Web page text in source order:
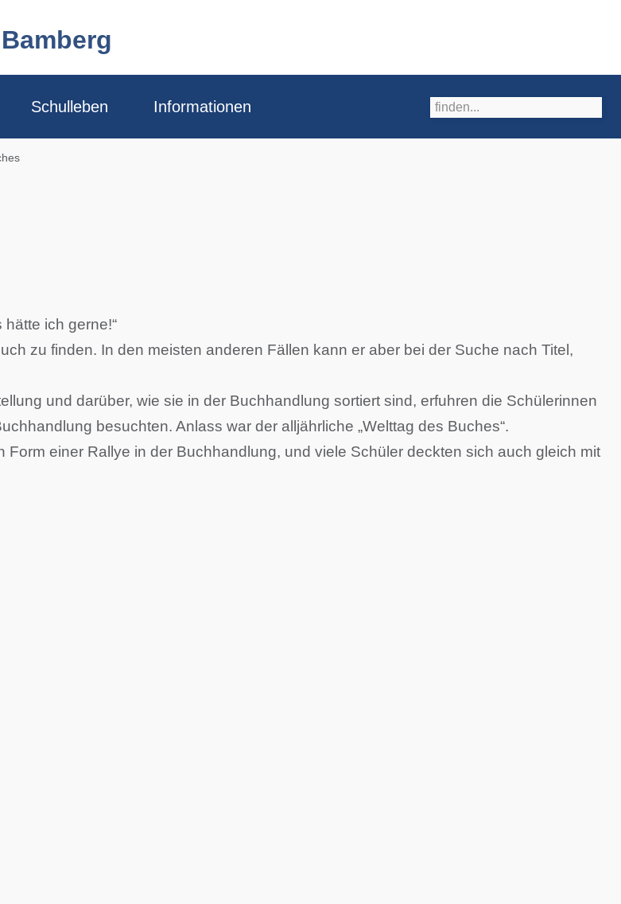
Schulleben Informationen
ich gerne!“
zu finden. In den meisten anderen Fällen kann er aber bei der Suche nach Titel,
und darüber, wie sie in der Buchhandlung sortiert sind, erfuhren die Schülerinnen
besuchten. Anlass war der alljährliche „Welttag des Buches“.
einer Rallye in der Buchhandlung, und viele Schüler deckten sich auch gleich mit